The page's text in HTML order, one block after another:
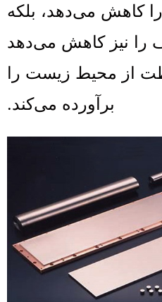
را کاهش می‌دهد، بلکه
را نیز کاهش می‌دهد
از محیط زیست را
برآورده می‌کند.